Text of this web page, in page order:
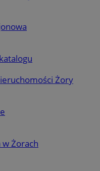
Żory
w Żorach